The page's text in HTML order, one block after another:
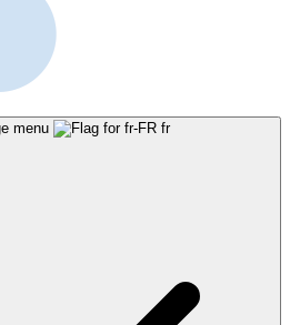
menu fr